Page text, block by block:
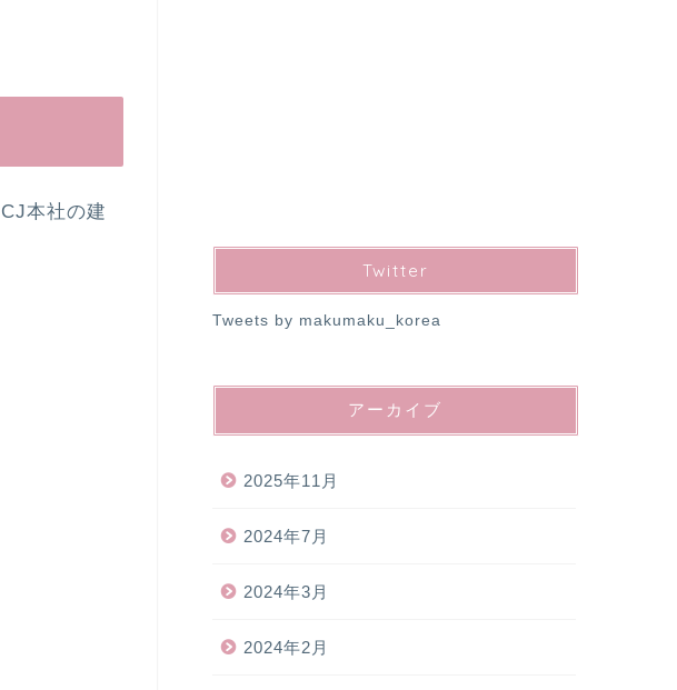
CJ本社の建
Twitter
Tweets by makumaku_korea
アーカイブ
2025年11月
2024年7月
2024年3月
2024年2月